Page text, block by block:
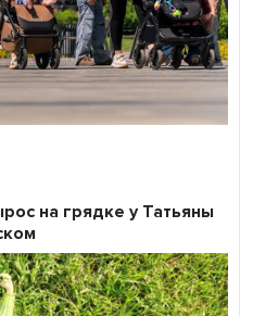
на грядке у Татьяны